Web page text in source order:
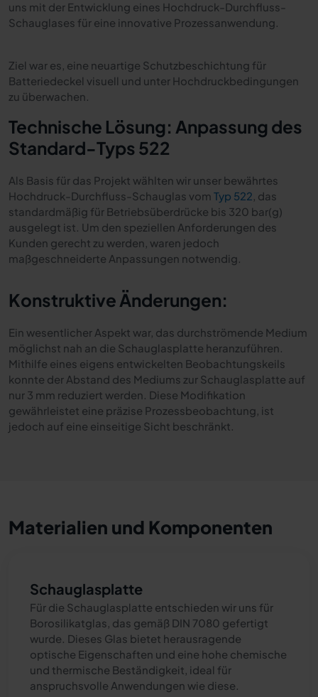
uns mit der Entwicklung eines Hochdruck-Durchfluss-
Schauglases für eine innovative Prozessanwendung.
Ziel war es, eine neuartige Schutzbeschichtung für
Batteriedeckel visuell und unter Hochdruckbedingungen
zu überwachen.
Technische Lösung: Anpassung des
Standard-Typs 522
Als Basis für das Projekt wählten wir unser bewährtes
Hochdruck-Durchfluss-Schauglas vom Typ 522, das
standardmäßig für Betriebsüberdrücke bis 320 bar(g)
ausgelegt ist. Um den speziellen Anforderungen des
Kunden gerecht zu werden, waren jedoch
maßgeschneiderte Anpassungen notwendig.
Konstruktive Änderungen:
Ein wesentlicher Aspekt war, das durchströmende Medium
möglichst nah an die Schauglasplatte heranzuführen.
Mithilfe eines eigens entwickelten Beobachtungskeils
konnte der Abstand des Mediums zur Schauglasplatte auf
nur 3 mm reduziert werden. Diese Modifikation
gewährleistet eine präzise Prozessbeobachtung, ist
jedoch auf eine einseitige Sicht beschränkt.
Materialien und Komponenten
Schauglasplatte
Für die Schauglasplatte entschieden wir uns für
Borosilikatglas, das gemäß DIN 7080 gefertigt
wurde. Dieses Glas bietet herausragende
optische Eigenschaften und eine hohe chemische
und thermische Beständigkeit, ideal für
anspruchsvolle Anwendungen wie diese.